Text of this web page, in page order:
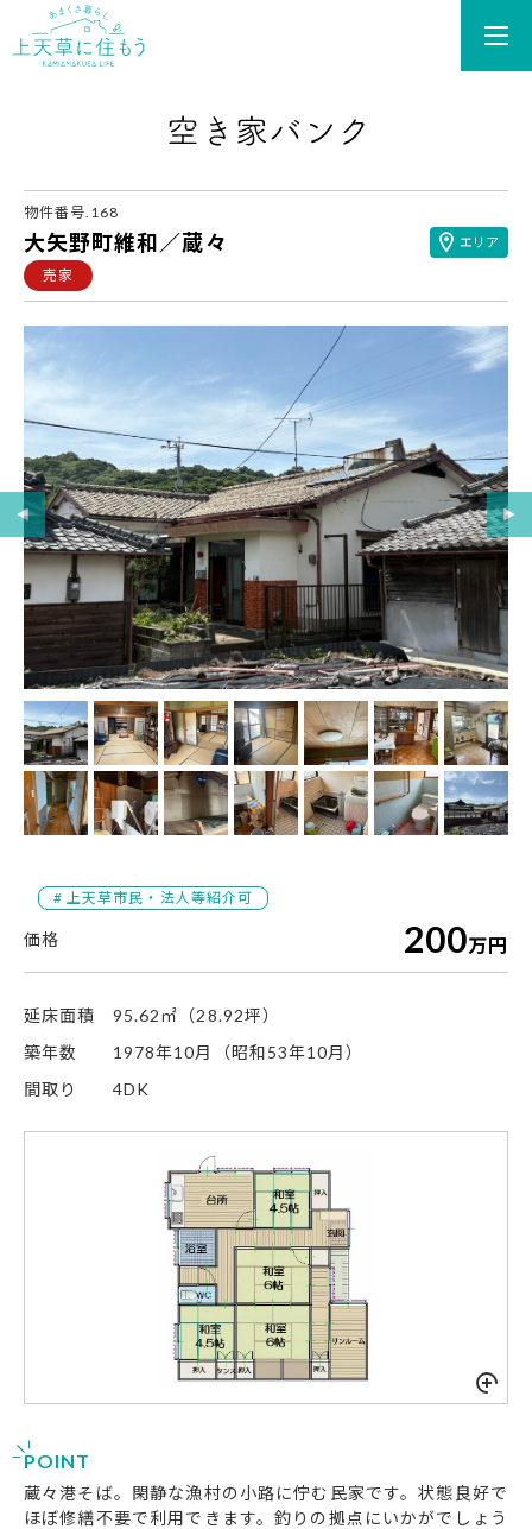
大矢野町維和／蔵々
売家
エリア
物件番号.168
# 上天草市民・法人等紹介可
200万円
延床面積
95.62㎡（28.92坪）
築年数
1978年10月（昭和53年10月）
間取り
4DK
POINT
蔵々港そば。閑静な漁村の小路に佇む民家です。状態良好で
ほぼ修繕不要で利用できます。釣りの拠点にいかがでしょう